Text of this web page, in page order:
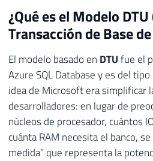
¿Qué es el Modelo
Transacción de Base
El modelo basado en DTUfue el
Azure SQL Database y es del
idea de Microsoft era simplificar
desarrolladores: en lugar de
núcleos de procesador, cuántos
cuánta RAM necesita el banco,
medida” que representa la